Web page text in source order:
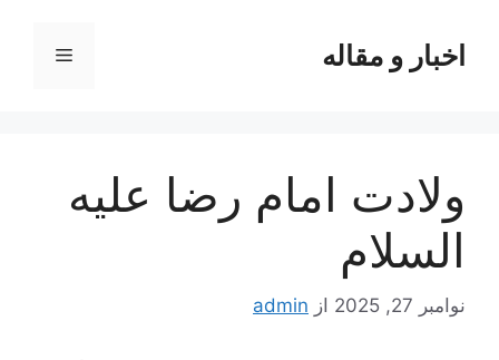
محتوااخبار و مقاله فهرست
ولادت امام رضا علیه
السلام
نوامبر 27, 2025 از admin